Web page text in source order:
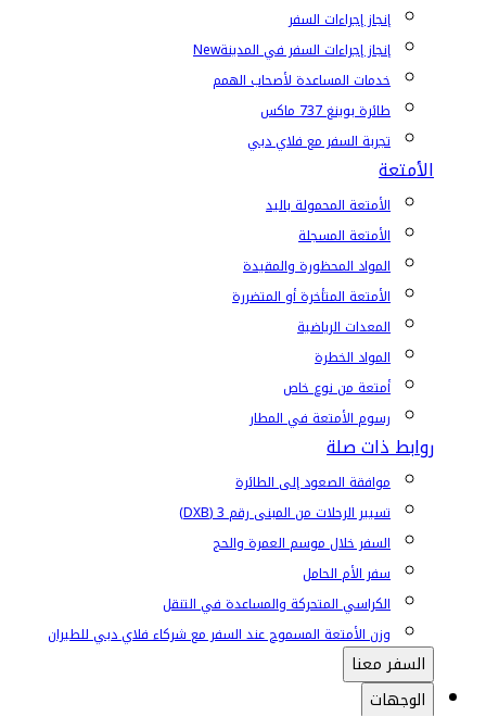
إنجاز إجراءات السفر
إنجاز إجراءات السفر في المدينةNew
خدمات المساعدة لأصحاب الهمم
طائرة بوينغ 737 ماكس
تجربة السفر مع فلاي دبي
الأمتعة
الأمتعة المحمولة باليد
الأمتعة المسجلة
المواد المحظورة والمقيدة
الأمتعة المتأخرة أو المتضررة
المعدات الرياضية
المواد الخطرة
أمتعة من نوع خاص
رسوم الأمتعة في المطار
روابط ذات صلة
موافقة الصعود إلى الطائرة
تسيير الرحلات من المبنى رقم 3 (DXB)
السفر خلال موسم العمرة والحج
سفر الأم الحامل
الكراسي المتحركة والمساعدة في التنقل
وزن الأمتعة المسموح عند السفر مع شركاء فلاي دبي للطيران
السفر معنا
الوجهات